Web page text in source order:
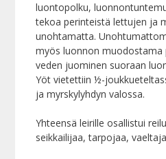
luontopolku,
tekoa perinteistä lettujen ja
unohtamatta.
myös luonnon muodostama
veden juominen suoraan
Yöt vietettiin ½-
ja myrskylyhdyn valossa.
Yhteensä leirille osallistui
seikkailijaa, tarpojaa,